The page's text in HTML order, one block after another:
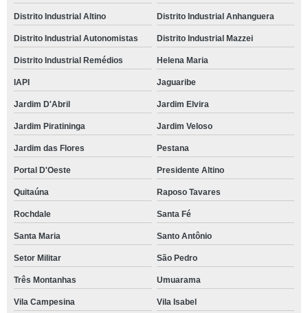
Distrito Industrial Altino Distrito Industrial Anhanguera
Distrito Industrial Autonomistas Distrito Industrial Mazzei
Distrito Industrial Remédios Helena Maria
IAPI Jaguaribe
Jardim D'Abril Jardim Elvira
Jardim Piratininga Jardim Veloso
Jardim das Flores Pestana
Portal D'Oeste Presidente Altino
Quitaúna Raposo Tavares
Rochdale Santa Fé
Santa Maria Santo Antônio
Setor Militar São Pedro
Três Montanhas Umuarama
Vila Campesina Vila Isabel